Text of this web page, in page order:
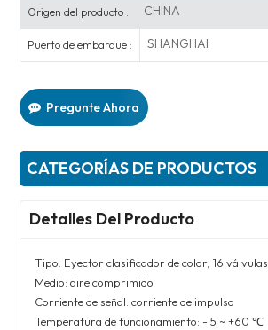
Origen del producto : CHINA
Puerto de embarque : SHANGHAI
Pregunte Ahora
CATEGORÍAS DE PRODUCTOS
Detalles Del Producto
Tipo: Eyector clasificador de color, 16 válvulas
Medio: aire comprimido
Corriente de señal: corriente de impulso
Temperatura de funcionamiento: -15 ~ +60 ℃